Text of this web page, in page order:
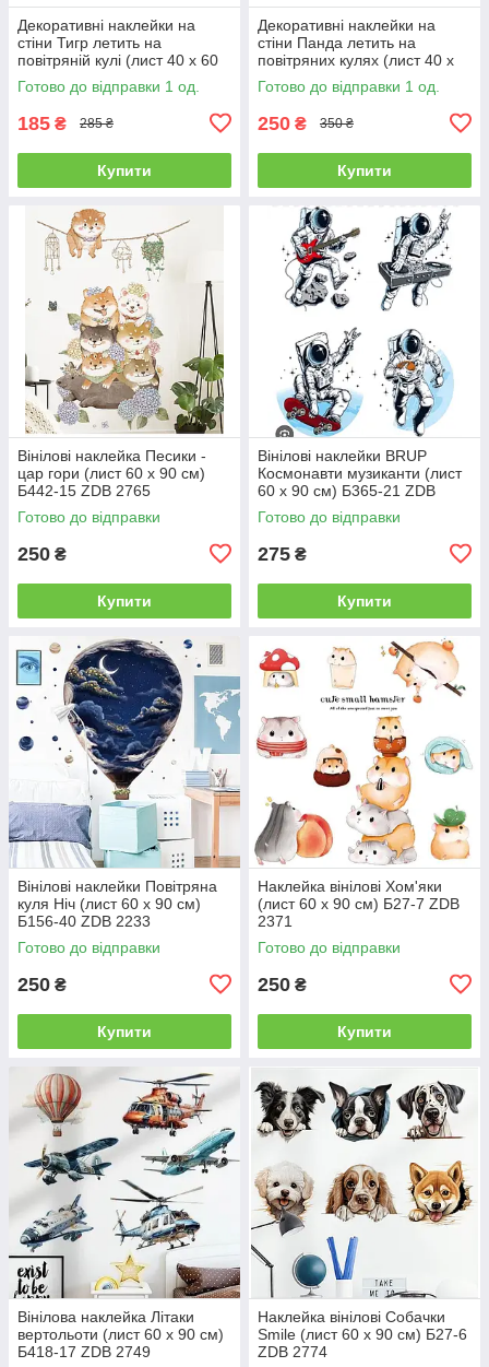
Декоративні наклейки на
стіни Тигр летить на
повітряній кулі (лист 40 х 60
см) Б156-20-10
Готово до відправки 1 од.
185 ₴ 285 ₴
Купити
Декоративні наклейки на
стіни Панда летить на
повітряних кулях (лист 40 х
60 см) Б156-20-7
Готово до відправки 1 од.
250 ₴ 350 ₴
Купити
Вінілові наклейка Песики -
цар гори (лист 60 х 90 см)
Б442-15 ZDB 2765
Готово до відправки
250 ₴
Купити
Вінілові наклейки BRUP
Космонавти музиканти (лист
60 х 90 см) Б365-21 ZDB
2530
Готово до відправки
275 ₴
Купити
Вінілові наклейки Повітряна
куля Ніч (лист 60 х 90 см)
Б156-40 ZDB 2233
Готово до відправки
250 ₴
Купити
Наклейка вінілові Хом'яки
(лист 60 х 90 см) Б27-7 ZDB
2371
Готово до відправки
250 ₴
Купити
Вінілова наклейка Літаки
вертольоти (лист 60 х 90 см)
Б418-17 ZDB 2749
Наклейка вінілові Собачки
Smile (лист 60 х 90 см) Б27-6
ZDB 2774